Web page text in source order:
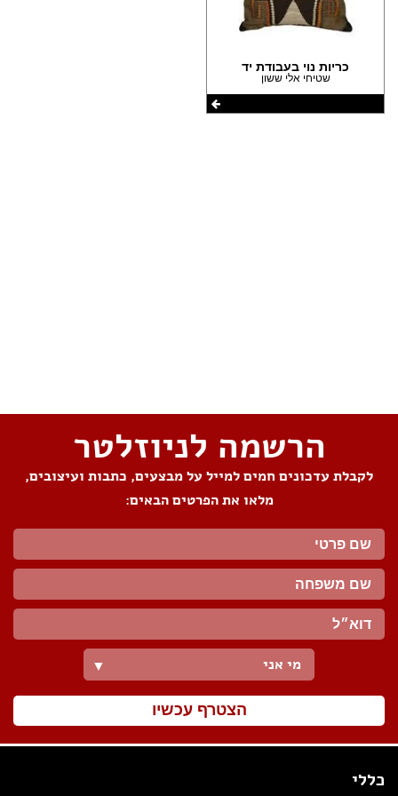
כריות נוי בעבודת יד
שטיחי אלי ששון
הרשמה לניוזלטר
לקבלת עדכונים חמים למייל על מבצעים, כתבות ועיצובים,
מלאו את הפרטים הבאים:
מי אני ▼
הצטרף עכשיו
כללי
הצהרת נגישות